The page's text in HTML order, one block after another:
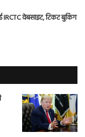
IRCTC वेबसाइट, टिकट बुकिंग